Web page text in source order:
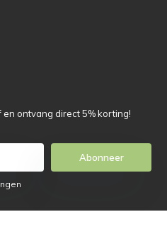
ontvang direct 5% korting!
Abonneer